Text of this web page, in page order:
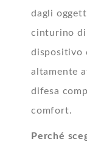
dagli
cinturino
dispositivo
altamente
difesa
comfort.
Perché